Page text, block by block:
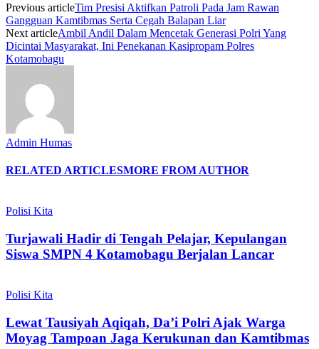
Previous articleTim Presisi Aktifkan Patroli Pada Jam Rawan
Gangguan Kamtibmas Serta Cegah Balapan Liar
Next articleAmbil Andil Dalam Mencetak Generasi Polri Yang
Dicintai Masyarakat, Ini Penekanan Kasipropam Polres
Kotamobagu
Admin Humas
RELATED ARTICLESMORE FROM AUTHOR
Polisi Kita
Turjawali Hadir di Tengah Pelajar, Kepulangan
Siswa SMPN 4 Kotamobagu Berjalan Lancar
Polisi Kita
Lewat Tausiyah Aqiqah, Da’i Polri Ajak Warga
Moyag Tampoan Jaga Kerukunan dan Kamtibmas